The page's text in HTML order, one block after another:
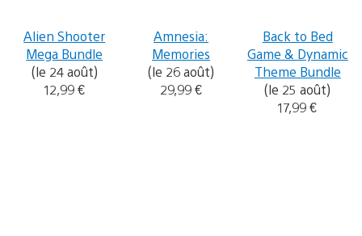
Alien Shooter
Mega Bundle
(le 24 août)
12,99 €
Amnesia:
Memories
(le 26 août)
29,99 €
Back to Bed
Game & Dynamic
Theme Bundle
(le 25 août)
17,99 €